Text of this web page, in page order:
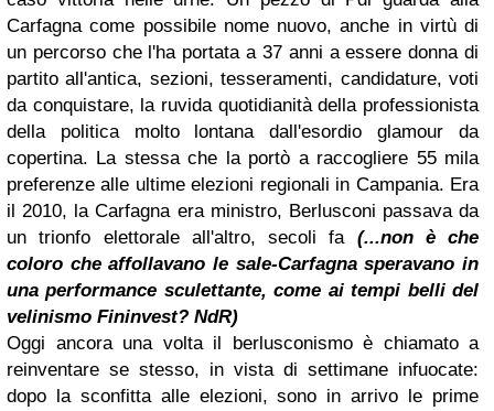
Carfagna come possibile nome nuovo, anche in virtù di
un percorso che l'ha portata a 37 anni a essere donna di
partito all'antica, sezioni, tesseramenti, candidature, voti
da conquistare, la ruvida quotidianità della professionista
della politica molto lontana dall'esordio glamour da
copertina. La stessa che la portò a raccogliere 55 mila
preferenze alle ultime elezioni regionali in Campania. Era
il 2010, la Carfagna era ministro, Berlusconi passava da
un trionfo elettorale all'altro, secoli fa (...non è che
coloro che affollavano le sale-Carfagna speravano in
una performance sculettante, come ai tempi belli del
velinismo Fininvest? NdR)
Oggi ancora una volta il berlusconismo è chiamato a
reinventare se stesso, in vista di settimane infuocate:
dopo la sconfitta alle elezioni, sono in arrivo le prime